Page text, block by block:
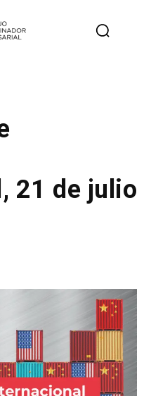
21 de julio